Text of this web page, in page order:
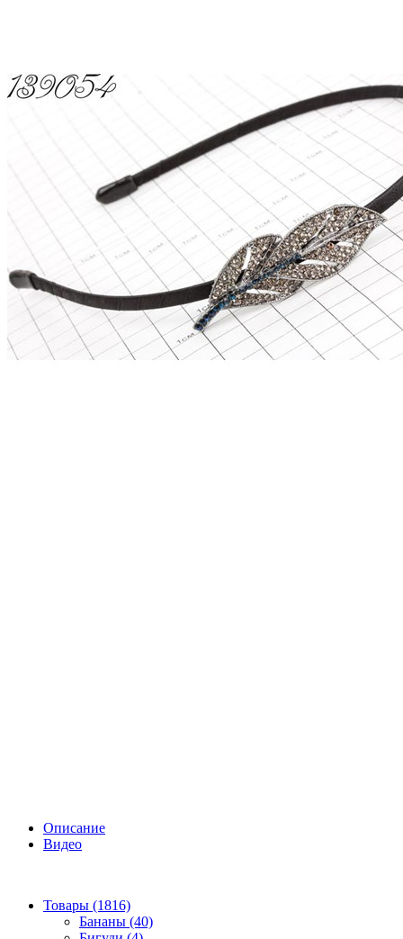
Описание
Видео
Товары (1816)
Бананы (40)